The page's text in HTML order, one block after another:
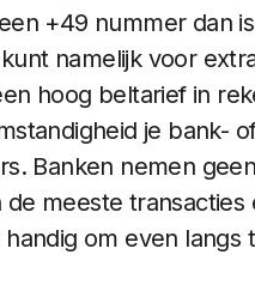
+49 nummer dan
namelijk voor
hoog beltarief in
je bank-
Banken nemen
meeste transacties
om even langs